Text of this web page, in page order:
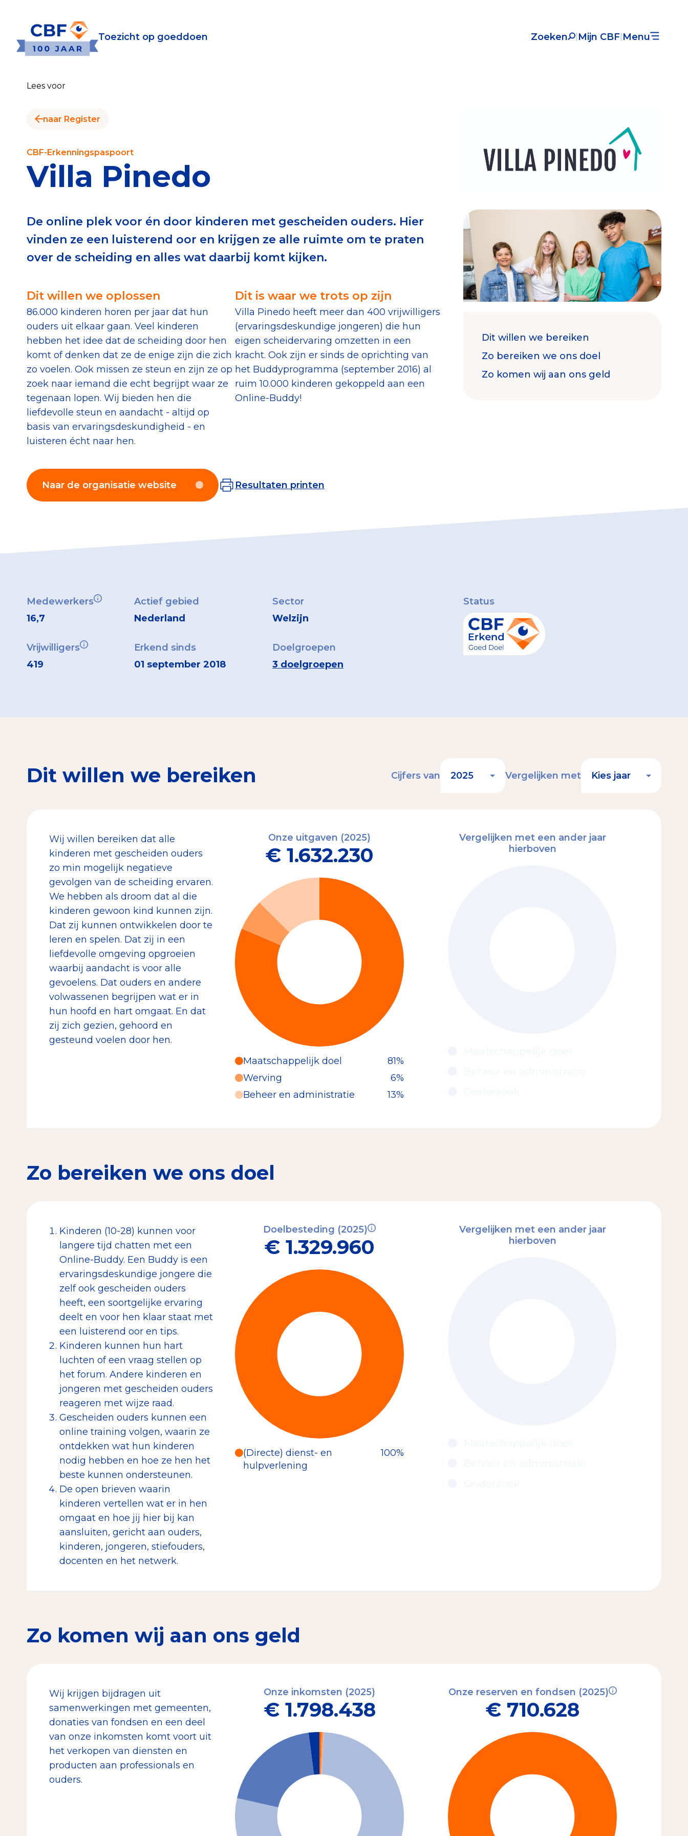
Toezicht op goeddoen
Toezicht op goeddoen Zoeken Mijn CBF Menu
Publiek
Check het CBF-keurmerk van een goed doel
Download de Geef Gerust Checklist
Tips bij doneren: zo geef je veilig
Data & Onderzoek
Betrouwbare data over goede doelen
CBF-publicaties
State of the Sector
Het Nederlandse Donateurspanel
Check keurmerk goede doelen
Lees voor
naar Register
CBF-Erkenningspaspoort
Villa Pinedo
De online plek voor én door kinderen met gescheiden ouders. Hier
vinden ze een luisterend oor en krijgen ze alle ruimte om te praten
over de scheiding en alles wat daarbij komt kijken.
Dit willen we oplossen
86.000 kinderen horen per jaar dat hun
ouders uit elkaar gaan. Veel kinderen
hebben het idee dat de scheiding door hen
komt of denken dat ze de enige zijn die zich
zo voelen. Ook missen ze steun en zijn ze op
zoek naar iemand die echt begrijpt waar ze
tegenaan lopen. Wij bieden hen die
liefdevolle steun en aandacht - altijd op
basis van ervaringsdeskundigheid - en
luisteren écht naar hen.
Dit is waar we trots op zijn
Villa Pinedo heeft meer dan 400 vrijwilligers
(ervaringsdeskundige jongeren) die hun
eigen scheidervaring omzetten in een
kracht. Ook zijn er sinds de oprichting van
het Buddyprogramma (september 2016) al
ruim 10.000 kinderen gekoppeld aan een
Online-Buddy!
Naar de organisatie website Resultaten printen
Dit willen we bereiken
Zo bereiken we ons doel
Zo komen wij aan ons geld
Medewerkers
16,7
Actief gebied
Nederland
Vrijwilligers
419
Erkend sinds
01 september 2018
Sector
Welzijn
Doelgroepen
3 doelgroepen
Status
Dit willen we bereiken Cijfers van Vergelijken met
Vergelijken met een ander jaar
hierboven
Onze uitgaven (2025)
€ 1.632.230
Maatschappelijk doel
81%
Werving
6%
Beheer en administratie
13%
Wij willen bereiken dat alle
kinderen met gescheiden ouders
zo min mogelijk negatieve
gevolgen van de scheiding ervaren.
We hebben als droom dat al die
kinderen gewoon kind kunnen zijn.
Dat zij kunnen ontwikkelen door te
leren en spelen. Dat zij in een
liefdevolle omgeving opgroeien
waarbij aandacht is voor alle
gevoelens. Dat ouders en andere
volwassenen begrijpen wat er in
hun hoofd en hart omgaat. En dat
zij zich gezien, gehoord en
gesteund voelen door hen.
Zo bereiken we ons doel
Vergelijken met een ander jaar
hierboven
Doelbesteding (2025)
€ 1.329.960
(Directe) dienst- en
hulpverlening
100%
Kinderen (10-28) kunnen voor
langere tijd chatten met een
Online-Buddy. Een Buddy is een
ervaringsdeskundige jongere die
zelf ook gescheiden ouders
heeft, een soortgelijke ervaring
deelt en voor hen klaar staat met
een luisterend oor en tips.
Kinderen kunnen hun hart
luchten of een vraag stellen op
het forum. Andere kinderen en
jongeren met gescheiden ouders
reageren met wijze raad.
Gescheiden ouders kunnen een
online training volgen, waarin ze
ontdekken wat hun kinderen
nodig hebben en hoe ze hen het
beste kunnen ondersteunen.
De open brieven waarin
kinderen vertellen wat er in hen
omgaat en hoe jij hier bij kan
aansluiten, gericht aan ouders,
kinderen, jongeren, stiefouders,
docenten en het netwerk.
Zo komen wij aan ons geld
Onze reserven en fondsen (2025)
€ 710.628
Onze inkomsten (2025)
€ 1.798.438
Wij krijgen bijdragen uit
samenwerkingen met gemeenten,
donaties van fondsen en een deel
van onze inkomsten komt voort uit
het verkopen van diensten en
producten aan professionals en
ouders.